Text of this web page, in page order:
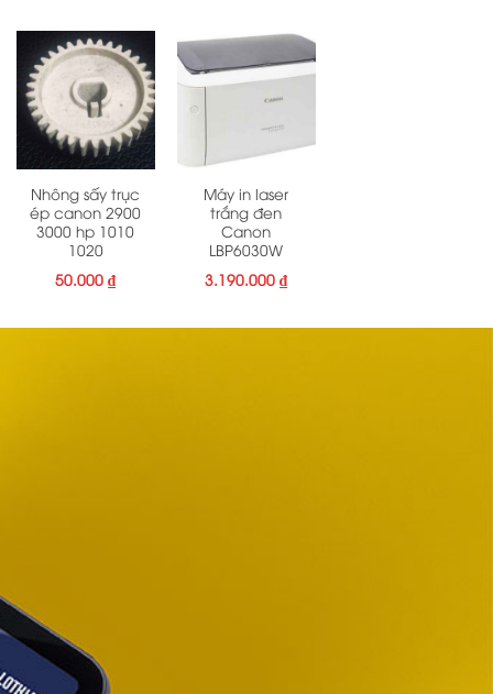
Nhông sấy trục
ép canon 2900
3000 hp 1010
1020
50.000₫
Máy in laser
trắng đen
Canon
LBP6030W
3.190.000₫